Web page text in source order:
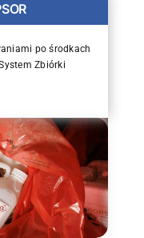
po środkach
Zbiórki